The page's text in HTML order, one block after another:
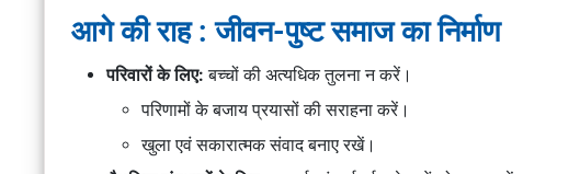
आगे की राह : जीवन-पुष्ट समाज का निर्माण
परिवारों के लिए:बच्चों की अत्यधिक तुलना न करें।
परिणामों के बजाय प्रयासों की सराहना करें।
खुला एवं सकारात्मक संवाद बनाए रखें।